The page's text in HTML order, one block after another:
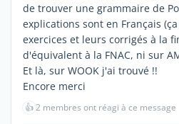
de trouver une grammaire de
explications sont en Français
exercices et leurs corrigés à la
d'équivalent à la FNAC, ni sur
Et là, sur WOOK j'ai trouvé !!
Encore merci
👍2 membres ont réagi à ce message